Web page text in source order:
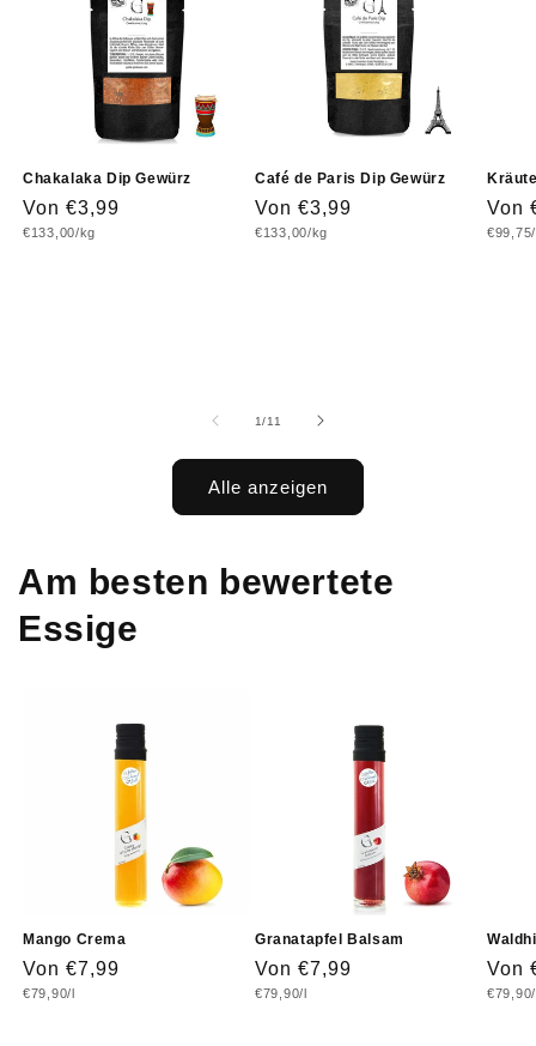
Chakalaka Dip Gewürz
Normaler
Preis
Von €3,99
Grundpreis
€133,00/kg
Café de Paris Dip Gewürz
Normaler
Preis
Von €3,99
Grundpreis
€133,00/kg
Preis
Von
1/von
11
Alle anzeigen
Am besten bewertete
Essige
Mango Crema
Normaler
Preis
Von €7,99
Grundpreis
€79,90/l
Granatapfel Balsam
Normaler
Preis
Von €7,99
Grundpreis
€79,90/l
Preis
Von